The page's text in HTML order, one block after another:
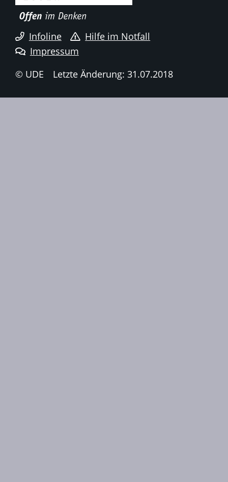
Infoline
Hilfe im Notfall
Impressum
© UDE
Letzte Änderung: 31.07.2018